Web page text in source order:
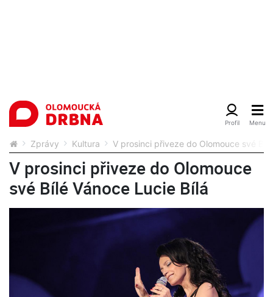
Zprávy Kultura V prosinci přiveze do Olomouce své
V prosinci přiveze do Olomouce
své Bílé Vánoce Lucie Bílá